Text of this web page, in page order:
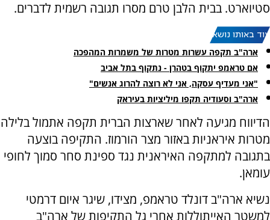
סטיוארט. בבית הלבן טרם מסרו תגובה רשמית לדברים.
עוד באותו נושא:
ארה"ב תקפה עשרות מטרות של משמרות המהפכה
אם טראמפ יתקוף בטהרן - נתקוף בתל אביב
"אני מעדיף עסקה, אני לא רוצה להרוג אנשים"
ארה"ב וסעודיה תקפו מיליציות בעיראק
הדיווח מגיעה לאחר שארצות הברית תקפה אתמול בלילה
מטרות איראניות באזור מצר הורמוז. התקיפה בוצעה
בתגובה למתקפה האיראנית נגד ספינת סחר סמוך לחופי
עומאן.
נשיא ארה"ב דונלד טראמפ, מצידו, שיגר איום דרמטי
למשטר האייתוללות אחרי גל התקיפות של ארה"ב